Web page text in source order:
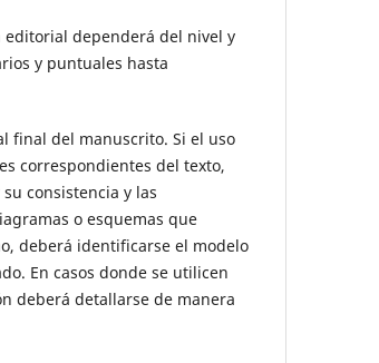
dependerá del nivel y
y puntuales hasta
final del manuscrito. Si el uso
correspondientes del texto,
consistencia y las
o esquemas que
deberá identificarse el modelo
En casos donde se utilicen
deberá detallarse de manera